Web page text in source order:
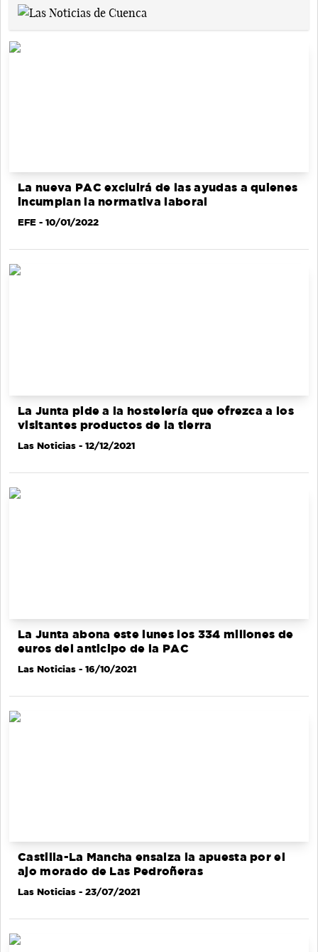
La nueva PAC excluirá de las ayudas a quienes
incumplan la normativa laboral
EFE - 10/01/2022
La Junta pide a la hostelería que ofrezca a los
visitantes productos de la tierra
Las Noticias - 12/12/2021
La Junta abona este lunes los 334 millones de
euros del anticipo de la PAC
Las Noticias - 16/10/2021
Castilla-La Mancha ensalza la apuesta por el
ajo morado de Las Pedroñeras
Las Noticias - 23/07/2021